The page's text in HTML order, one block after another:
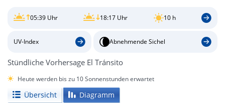
05:39 Uhr 18:17 Uhr 10 h
UV-Index Abnehmende Sichel
Stündliche Vorhersage El Tránsito
Heute werden bis zu 10 Sonnenstunden erwartet
Übersicht Diagramm